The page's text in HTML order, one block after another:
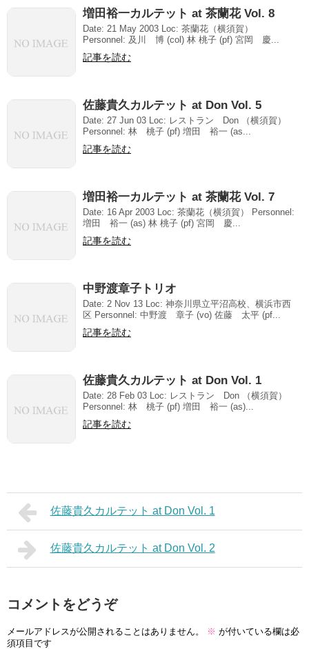
増田裕一カルテット at 茶蘭花 Vol. 8
Date: 21 May 2003 Loc: 茶蘭花（横須賀）
Personnel: 及川 博 (col) 林 桃子 (pf) 宮岡 慶...
記事を読む
佐藤貴久カルテット at Don Vol. 5
Date: 27 Jun 03 Loc: レストラン Don （横須賀）
Personnel: 林 桃子 (pf) 増田 裕一 (as...
記事を読む
増田裕一カルテット at 茶蘭花 Vol. 7
Date: 16 Apr 2003 Loc: 茶蘭花（横須賀） Personnel:
増田 裕一 (as) 林 桃子 (pf) 宮岡 慶...
記事を読む
中野渡章子トリオ
Date: 2 Nov 13 Loc: 神奈川県立平沼高校、横浜市西
区 Personnel: 中野渡 章子 (vo) 佐藤 太平 (pf...
記事を読む
佐藤貴久カルテット at Don Vol. 1
Date: 28 Feb 03 Loc: レストラン Don （横須賀）
Personnel: 林 桃子 (pf) 増田 裕一 (as)...
記事を読む
佐藤貴久カルテット at Don Vol. 1
佐藤貴久カルテット at Don Vol. 2
コメントをどうぞ
メールアドレスが公開されることはありません。 ※ が付いている欄は必
須項目です